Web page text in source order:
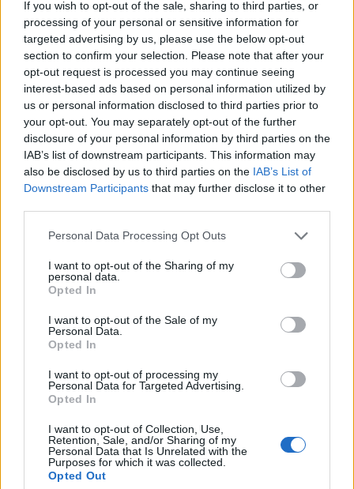
If you wish to opt-out of the sale, sharing to third parties, or
processing of your personal or sensitive information for
targeted advertising by us, please use the below opt-out
section to confirm your selection. Please note that after your
opt-out request is processed you may continue seeing
interest-based ads based on personal information utilized by
us or personal information disclosed to third parties prior to
your opt-out. You may separately opt-out of the further
disclosure of your personal information by third parties on the
IAB’s list of downstream participants. This information may
also be disclosed by us to third parties on the IAB’s List of
Downstream Participants that may further disclose it to other
Personal Data Processing Opt Outs
I want to opt-out of the Sharing of my
personal data.
Opted In
I want to opt-out of the Sale of my
Personal Data.
Opted In
I want to opt-out of processing my
Personal Data for Targeted Advertising.
Opted In
I want to opt-out of Collection, Use,
Retention, Sale, and/or Sharing of my
Personal Data that Is Unrelated with the
Purposes for which it was collected.
Opted Out
Sutinku sutaisyklėmis
This site is protected by
reCAPTCHA and the Google